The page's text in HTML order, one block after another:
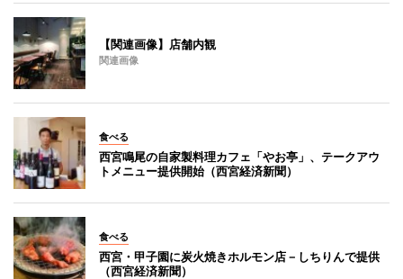
【関連画像】店舗内観
関連画像
食べる
西宮鳴尾の自家製料理カフェ「やお亭」、テークアウ
トメニュー提供開始（西宮経済新聞）
食べる
西宮・甲子園に炭火焼きホルモン店－しちりんで提供
（西宮経済新聞）